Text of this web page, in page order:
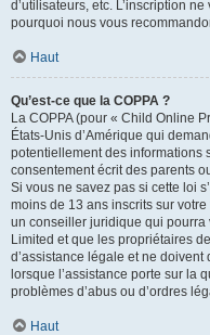
d’utilisateurs, etc. L’inscription
pourquoi nous vous
Haut
Qu’est-ce que la COPPA ?
La COPPA (pour « Child Online
États-Unis d’Amérique qui
potentiellement des informations
consentement écrit des parents
Si vous ne savez pas si cette loi
moins de 13 ans inscrits sur
un conseiller juridique qui pourra
Limited et que les propriétaires
d’assistance légale et ne
lorsque l’assistance porte sur la
problèmes d’abus ou d’ordres
Haut